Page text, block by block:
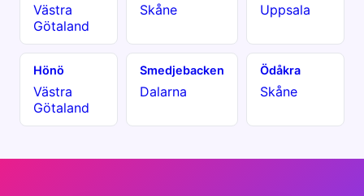
Västra
Götaland
Skåne Uppsala
Hönö
Västra
Götaland
Smedjebacken
Dalarna
Ödåkra
Skåne